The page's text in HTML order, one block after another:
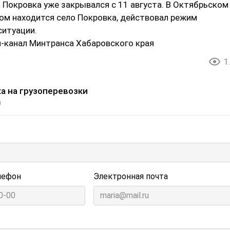
Покровка уже закрывался с 11 августа. В Октябрьском
находится село Покровка, действовал режим
Минтранса Хабаровского края
на грузоперевозки
Электронная почта